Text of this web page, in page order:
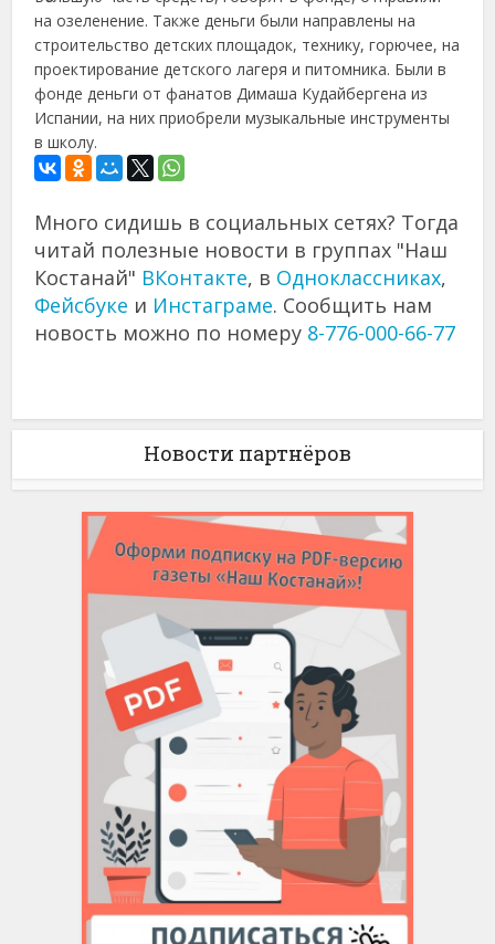
на озеленение. Также деньги были направлены на
строительство детских площадок, технику, горючее, на
проектирование детского лагеря и питомника. Были в
фонде деньги от фанатов Димаша Кудайбергена из
Испании, на них приобрели музыкальные инструменты
в школу.
Много сидишь в социальных сетях? Тогда
читай полезные новости в группах "Наш
Костанай" ВКонтакте, в Одноклассниках,
Фейсбуке и Инстаграме. Сообщить нам
новость можно по номеру 8-776-000-66-77
Новости партнёров